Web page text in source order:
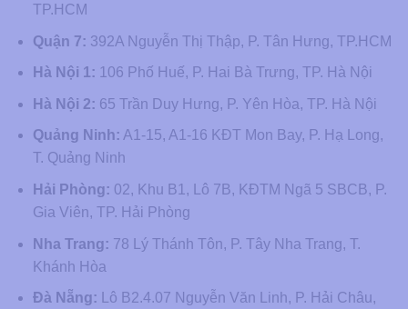
TP.HCM
Quận 7: 392A Nguyễn Thị Thập, P. Tân Hưng, TP.HCM
Hà Nội 1: 106 Phố Huế, P. Hai Bà Trưng, TP. Hà Nội
Hà Nội 2: 65 Trần Duy Hưng, P. Yên Hòa, TP. Hà Nội
Quảng Ninh: A1-15, A1-16 KĐT Mon Bay, P. Hạ Long,
T. Quảng Ninh
Hải Phòng: 02, Khu B1, Lô 7B, KĐTM Ngã 5 SBCB, P.
Gia Viên, TP. Hải Phòng
Nha Trang: 78 Lý Thánh Tôn, P. Tây Nha Trang, T.
Khánh Hòa
Đà Nẵng: Lô B2.4.07 Nguyễn Văn Linh, P. Hải Châu,